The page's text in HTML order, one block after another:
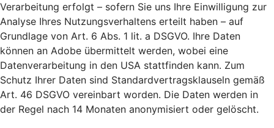
Verarbeitung erfolgt – sofern Sie uns Ihre Einwilligung zur
Analyse Ihres Nutzungsverhaltens erteilt haben – auf
Grundlage von Art. 6 Abs. 1 lit. a DSGVO. Ihre Daten
können an Adobe übermittelt werden, wobei eine
Datenverarbeitung in den USA stattfinden kann. Zum
Schutz Ihrer Daten sind Standardvertragsklauseln gemäß
Art. 46 DSGVO vereinbart worden. Die Daten werden in
der Regel nach 14 Monaten anonymisiert oder gelöscht.